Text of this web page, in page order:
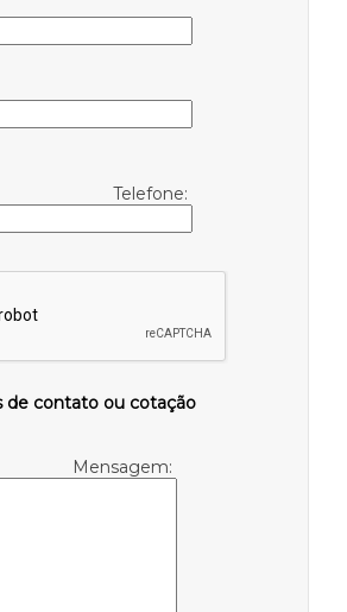
Telefone:
de contato ou cotação
Mensagem: